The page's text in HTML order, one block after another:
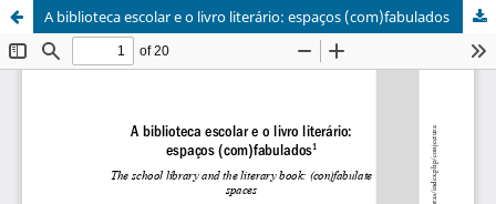
A biblioteca escolar e o livro literário: espaços (com)fabulados